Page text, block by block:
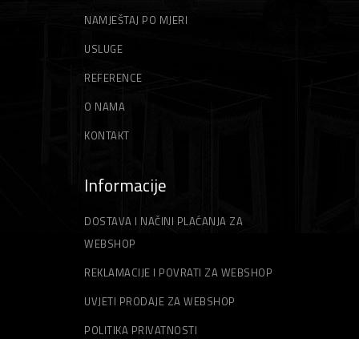
NAMJEŠTAJ PO MJERI
USLUGE
REFERENCE
O NAMA
KONTAKT
Informacije
DOSTAVA I NAČINI PLAĆANJA ZA
WEBSHOP
REKLAMACIJE I POVRATI ZA WEBSHOP
UVJETI PRODAJE ZA WEBSHOP
POLITIKA PRIVATNOSTI